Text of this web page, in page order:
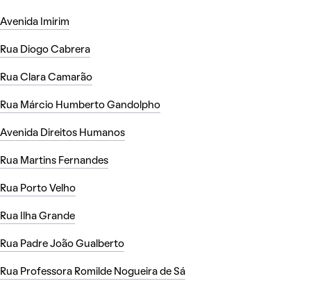
Avenida Imirim
Rua Diogo Cabrera
Rua Clara Camarão
Rua Márcio Humberto Gandolpho
Avenida Direitos Humanos
Rua Martins Fernandes
Rua Porto Velho
Rua Ilha Grande
Rua Padre João Gualberto
Rua Professora Romilde Nogueira de Sá